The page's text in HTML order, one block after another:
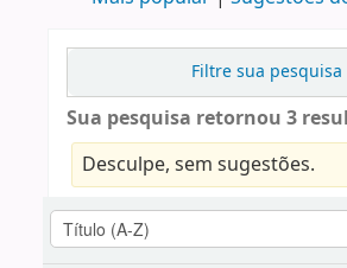
Filtre sua pesquisa
Sua pesquisa retornou 3
Desculpe, sem sugestões.